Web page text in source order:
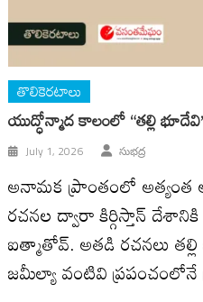
తొలికెరటాలు
యుద్ధోన్మాద కాలంలో “తల్లి
July 1, 2026 సుభద్ర
అనామక ప్రాంతంలో అత్యంత
రచనల ద్వారా కిర్గిస్తాన్
ఐత్మాతోవ్. అతడి రచనలు
జమీల్యా వంటివి ప్రపంచంలోనే